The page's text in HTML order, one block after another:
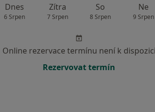
Dnes
6 Srpen
Zítra
7 Srpen
So
8 Srpen
Ne
9 Srpen
Online rezervace termínu není k dispozici
Rezervovat termín